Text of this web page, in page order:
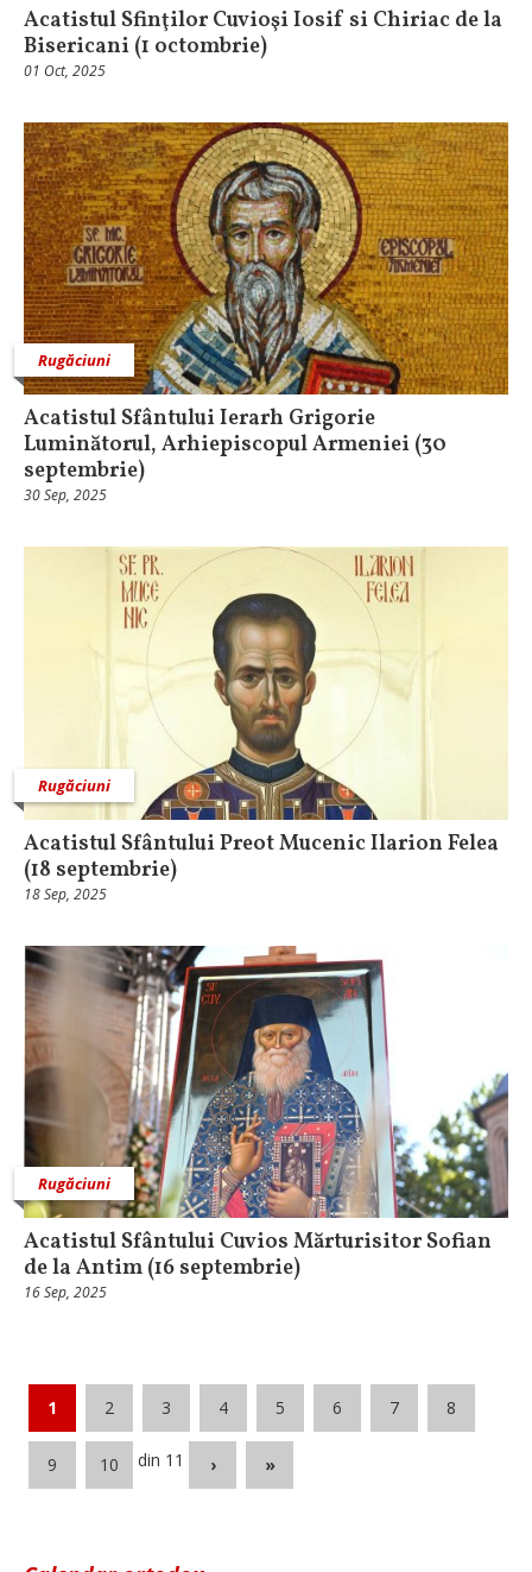
Acatistul Sfinţilor Cuvioşi Iosif si Chiriac de la
Bisericani (1 octombrie)
01 Oct, 2025
Rugăciuni
Acatistul Sfântului Ierarh Grigorie
Luminătorul, Arhiepiscopul Armeniei (30
septembrie)
30 Sep, 2025
Rugăciuni
Acatistul Sfântului Preot Mucenic Ilarion Felea
(18 septembrie)
18 Sep, 2025
Rugăciuni
Acatistul Sfântului Cuvios Mărturisitor Sofian
de la Antim (16 septembrie)
16 Sep, 2025
1 2 3 4 5 6 7 8
9 10 din 11 › »